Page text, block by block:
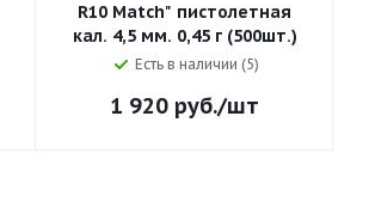
R10 Match" пистолетная
кал. 4,5 мм. 0,45 г (500шт.)
Есть в наличии (5)
1 920 руб./шт